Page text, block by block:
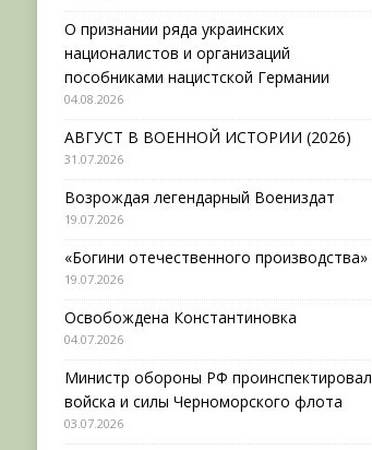
О признании ряда украинских
националистов и организаций
пособниками нацистской Германии
04.08.2026
АВГУСТ В ВОЕННОЙ ИСТОРИИ (2026)
31.07.2026
Возрождая легендарный Воениздат
19.07.2026
«Богини отечественного производства»
19.07.2026
Освобождена Константиновка
04.07.2026
Министр обороны РФ проинспектировал
войска и силы Черноморского флота
03.07.2026